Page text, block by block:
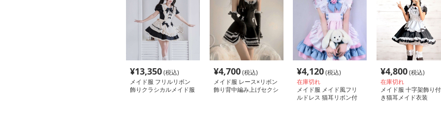
¥13,350(税込)
メイド服 フリルリボン
飾りクラシカルメイド服
¥4,700(税込)
メイド服 レース×リボン
飾り背中編み上げセクシ
¥4,120(税込)
在庫切れ
メイド服 メイド風フリ
ルドレス 猫耳リボン付
¥4,800(税込)
在庫切れ
メイド服 十字架飾り付
き猫耳メイド衣装